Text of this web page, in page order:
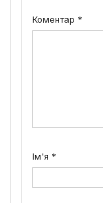
Коментар *
Ім'я *